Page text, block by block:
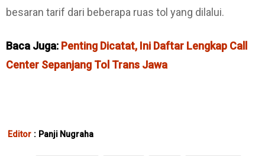
besaran tarif dari beberapa ruas tol yang dilalui.
Baca Juga: Penting Dicatat, Ini Daftar Lengkap Call
Center Sepanjang Tol Trans Jawa
Editor : Panji Nugraha